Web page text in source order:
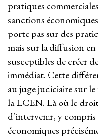
pratiques
sanctions
porte pas sur des
mais sur la diffusion
susceptibles de créer
immédiat. Cette
au juge judiciaire sur
la LCEN. Là où le
d’intervenir, y
économiques